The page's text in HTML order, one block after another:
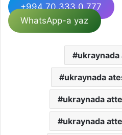
+994 70 333 0 777
WhatsApp-a yaz
ukraynada
ukraynada
ukraynada
ukraynada